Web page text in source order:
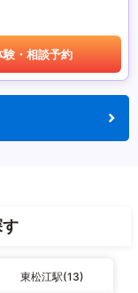
験・相談予約
東松江駅(13)